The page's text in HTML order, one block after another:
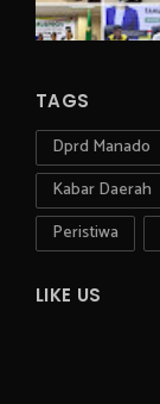
TAGS
Dprd Manado
Kabar Daerah
Peristiwa
LIKE US